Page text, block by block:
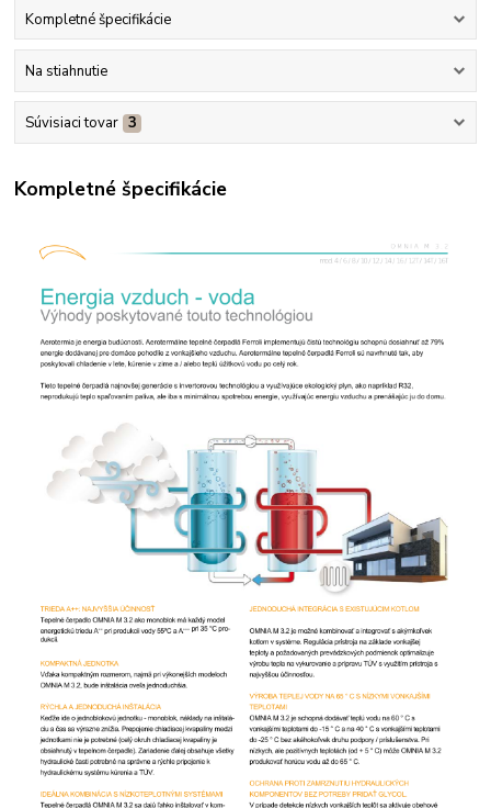
Kompletné špecifikácie
Na stiahnutie
Súvisiaci tovar 3
Kompletné špecifikácie